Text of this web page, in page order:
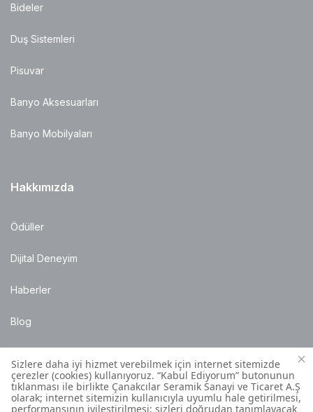
Bideler
Duş Sistemleri
Pisuvar
Banyo Aksesuarları
Banyo Mobilyaları
Hakkımızda
Ödüller
Dijital Deneyim
Haberler
Blog
Satış Noktaları